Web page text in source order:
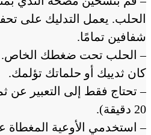
الحلب. يعمل التدليك على
شفافين تمامًا.
– الحلب تحت ضغطك الخاص.
كان ثدييك أو حلماتك تؤلمك.
– تحتاج فقط إلى التعبير عن
20 دقيقة).
– استخدمي الأوعية المغطاة